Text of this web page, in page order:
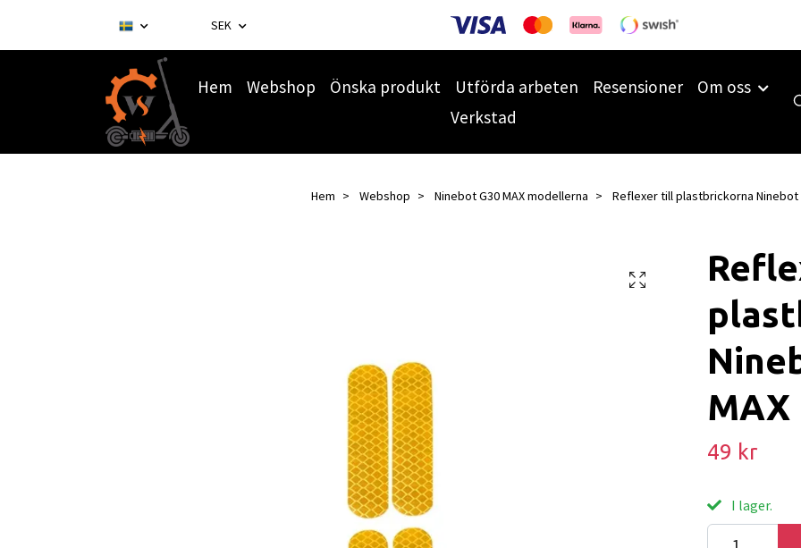
SEK
Hem Webshop Önska produkt Utförda arbeten Resensioner
Om oss
Verkstad
Hem Webshop Ninebot G30 MAX modellerna Reflexer till plastbrickorna Ninebot
MAX
49 kr
I lager.